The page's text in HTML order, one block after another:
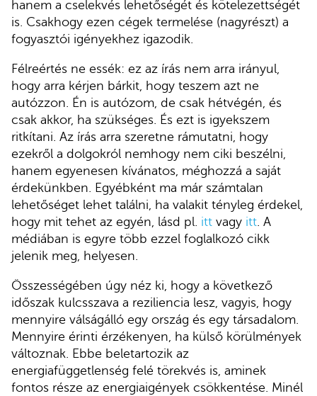
hanem a cselekvés lehetőségét és kötelezettségét
is. Csakhogy ezen cégek termelése (nagyrészt) a
fogyasztói igényekhez igazodik.
Félreértés ne essék: ez az írás nem arra irányul,
hogy arra kérjen bárkit, hogy teszem azt ne
autózzon. Én is autózom, de csak hétvégén, és
csak akkor, ha szükséges. És ezt is igyekszem
ritkítani. Az írás arra szeretne rámutatni, hogy
ezekről a dolgokról nemhogy nem ciki beszélni,
hanem egyenesen kívánatos, méghozzá a saját
érdekünkben. Egyébként ma már számtalan
lehetőséget lehet találni, ha valakit tényleg érdekel,
hogy mit tehet az egyén, lásd pl. itt vagy itt. A
médiában is egyre több ezzel foglalkozó cikk
jelenik meg, helyesen.
Összességében úgy néz ki, hogy a következő
időszak kulcsszava a reziliencia lesz, vagyis, hogy
mennyire válságálló egy ország és egy társadalom.
Mennyire érinti érzékenyen, ha külső körülmények
változnak. Ebbe beletartozik az
energiafüggetlenség felé törekvés is, aminek
fontos része az energiaigények csökkentése. Minél